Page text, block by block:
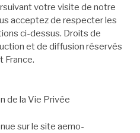
votre visite de notre
acceptez de respecter les
ci-dessus. Droits de
et de diffusion réservés
France.
de la Vie Privée
sur le site aemo-